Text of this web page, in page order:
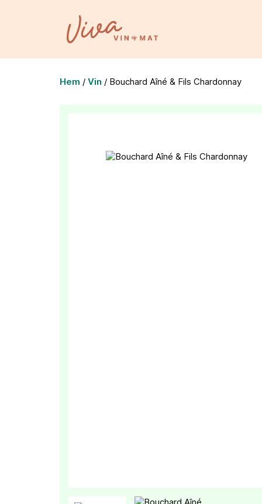
Hem / Vin / Bouchard Aîné & Fils Chardonnay